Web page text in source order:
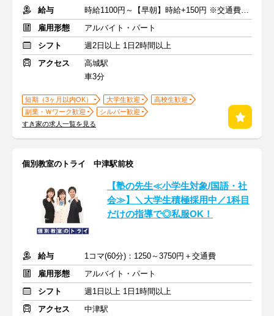
給与
時給1100円～【早朝】時給+150円 ※交通費支給
雇用形態
アルバイト・パート
シフト
週2日以上 1日2時間以上
アクセス
高城駅
車3分
短期（3ヶ月以内OK） 大学生歓迎
高校生歓迎
副業・Ｗワーク歓迎
シルバー歓迎
すき家の求人一覧を見る
個別教室のトライ 中津駅前校
【塾の先生≪小学生対象/国語・社
会≫】＼大学生積極採用中／1科目
だけの指導で◎私服OK！
給与
1コマ(60分)：1250～3750円＋交通費
雇用形態
アルバイト・パート
シフト
週1日以上 1日1時間以上
アクセス
中津駅